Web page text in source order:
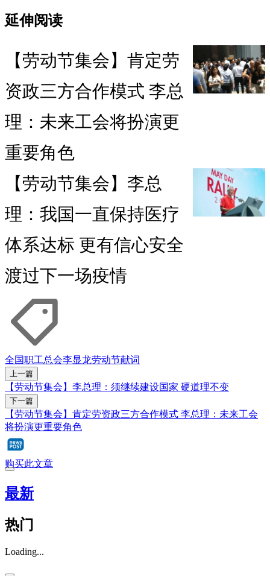
延伸阅读
【劳动节集会】肯定劳
资政三方合作模式 李总
理：未来工会将扮演更
重要角色
【劳动节集会】李总
理：我国一直保持医疗
体系达标 更有信心安全
渡过下一场疫情
全国职工总会李显龙劳动节献词
上一篇
【劳动节集会】李总理：须继续建设国家 硬道理不变
下一篇
【劳动节集会】肯定劳资政三方合作模式 李总理：未来工会
将扮演更重要角色
购买此文章
最新
热门
Loading...